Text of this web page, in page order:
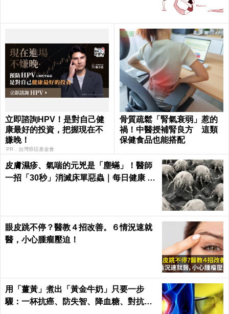
立即諮詢HPV！是對自己健
康最好的投資，把握現在不
嫌晚！
PR．台灣癌症基金會
骨質疏鬆「腎氣衰弱」惹的
禍！中醫授補腎良方 這類
保健食品也能搭配
皮膚濕疹、氣喘的元兇是「塵蟎」！醫師
一招「30秒」消滅床單惡蟲｜每日健康 H
眼皮跳不停？醫教４招改善。６情況速就
醫，小心腫瘤壓迫！
用「薑黃」煮出「黃金牛奶」只要一步
驟：一杯抗癌、防失智、降血糖、對抗關